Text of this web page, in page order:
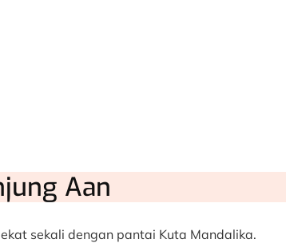
Aan
sekali dengan pantai Kuta Mandalika.